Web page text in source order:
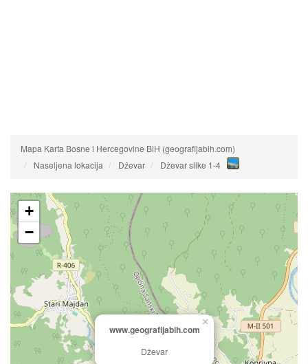
Mapa Karta Bosne i Hercegovine BiH (geografijabih.com)
Naseljena lokacija
Dževar Dževar slike 1-4
www.geografijabih.com
Dževar
×
+
−